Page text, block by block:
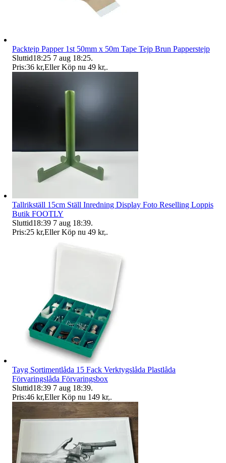
Packtejp Papper 1st 50mm x 50m Tape Tejp Brun Papperstejp
Sluttid18:25 7 aug 18:25.
Pris:36 kr,Eller Köp nu 49 kr,.
Tallrikställ 15cm Ställ Inredning Display Foto Reselling Loppis
Butik FOOTLY
Sluttid18:39 7 aug 18:39.
Pris:25 kr,Eller Köp nu 49 kr,.
Tayg Sortimentlåda 15 Fack Verktygslåda Plastlåda
Förvaringslåda Förvaringsbox
Sluttid18:39 7 aug 18:39.
Pris:46 kr,Eller Köp nu 149 kr,.